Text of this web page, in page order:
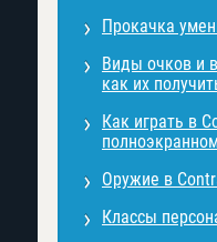
Прокачка
Виды очков и
как их
Как играть в
Оружие в
Классы